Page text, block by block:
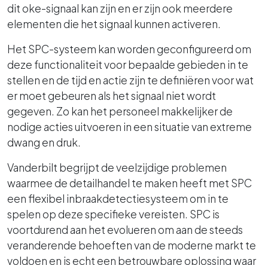
dit oke-signaal kan zijn en er zijn ook meerdere
elementen die het signaal kunnen activeren.
Het SPC-systeem kan worden geconfigureerd om
deze functionaliteit voor bepaalde gebieden in te
stellen en de tijd en actie zijn te definiëren voor wat
er moet gebeuren als het signaal niet wordt
gegeven. Zo kan het personeel makkelijker de
nodige acties uitvoeren in een situatie van extreme
dwang en druk.
Vanderbilt begrijpt de veelzijdige problemen
waarmee de detailhandel te maken heeft met SPC
een flexibel inbraakdetectiesysteem om in te
spelen op deze specifieke vereisten. SPC is
voortdurend aan het evolueren om aan de steeds
veranderende behoeften van de moderne markt te
voldoen en is echt een betrouwbare oplossing waar